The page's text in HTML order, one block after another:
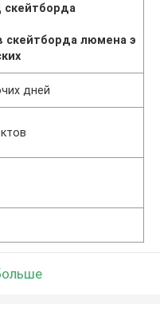
скейтборда
скейтборда люмена э
дней